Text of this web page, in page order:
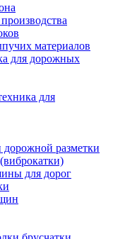
материалов
для дорожных
для
разметки
для дорог